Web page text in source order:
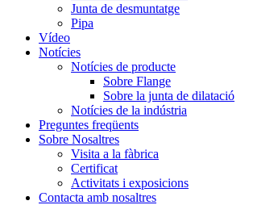
Junta de desmuntatge
Pipa
Vídeo
Notícies
Notícies de producte
Sobre Flange
Sobre la junta de dilatació
Notícies de la indústria
Preguntes freqüents
Sobre Nosaltres
Visita a la fàbrica
Certificat
Activitats i exposicions
Contacta amb nosaltres